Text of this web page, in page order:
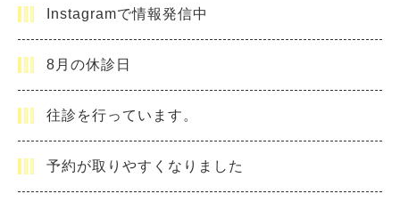
Instagramで情報発信中
8月の休診日
往診を行っています。
予約が取りやすくなりました